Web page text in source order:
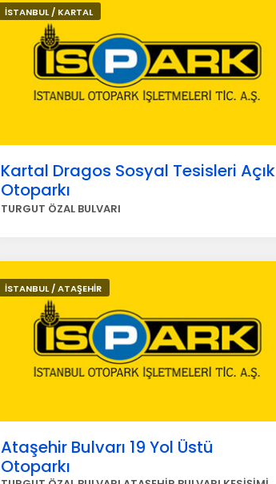
İSTANBUL / KARTAL
Kartal Dragos Sosyal Tesisleri Açık
Otoparkı
TURGUT ÖZAL BULVARI
İSTANBUL / ATAŞEHİR
Ataşehir Bulvarı 19 Yol Üstü
Otoparkı